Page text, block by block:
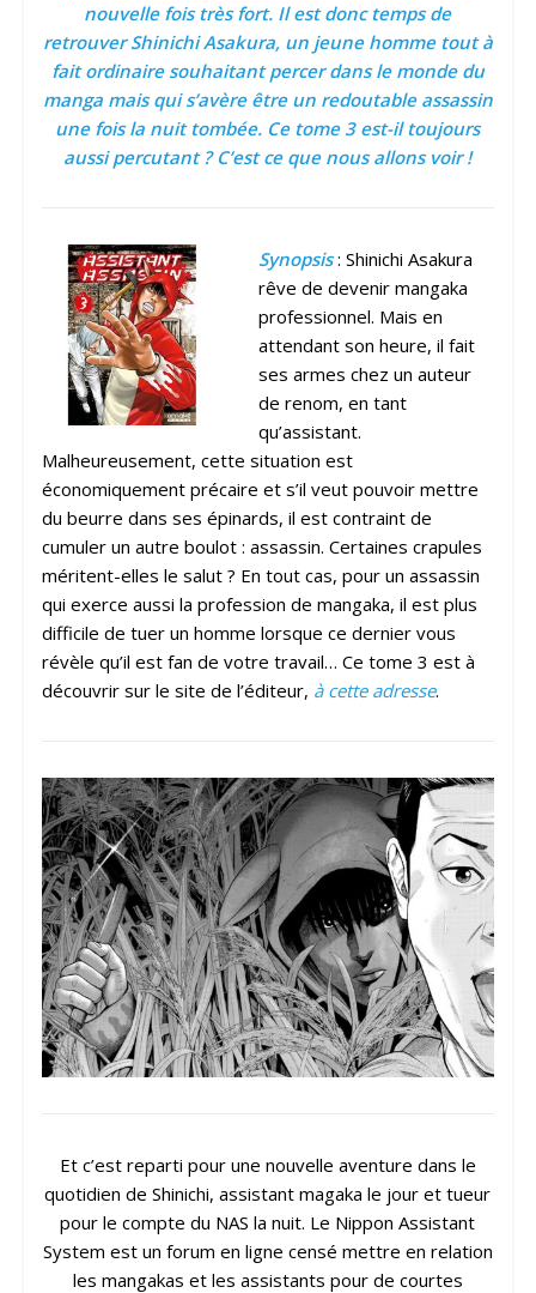
nouvelle fois très fort. Il est donc temps de
retrouver Shinichi Asakura, un jeune homme tout à
fait ordinaire souhaitant percer dans le monde du
manga mais qui s’avère être un redoutable assassin
une fois la nuit tombée. Ce tome 3 est-il toujours
aussi percutant ? C’est ce que nous allons voir !
Synopsis : Shinichi Asakura
rêve de devenir mangaka
professionnel. Mais en
attendant son heure, il fait
ses armes chez un auteur
de renom, en tant
qu’assistant.
Malheureusement, cette situation est
économiquement précaire et s’il veut pouvoir mettre
du beurre dans ses épinards, il est contraint de
cumuler un autre boulot : assassin. Certaines crapules
méritent-elles le salut ? En tout cas, pour un assassin
qui exerce aussi la profession de mangaka, il est plus
difficile de tuer un homme lorsque ce dernier vous
révèle qu’il est fan de votre travail… Ce tome 3 est à
découvrir sur le site de l’éditeur, à cette adresse.
Et c’est reparti pour une nouvelle aventure dans le
quotidien de Shinichi, assistant magaka le jour et tueur
pour le compte du NAS la nuit. Le Nippon Assistant
System est un forum en ligne censé mettre en relation
les mangakas et les assistants pour de courtes